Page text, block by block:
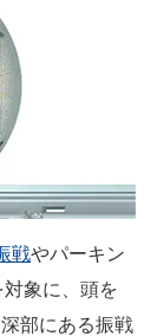
戦やパーキン
象に、頭を
部にある振戦